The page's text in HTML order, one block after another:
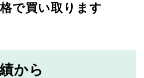
で買い取ります
から